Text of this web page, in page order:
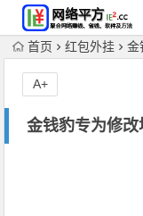
首页 红包外挂 金
金钱豹专为修
A+